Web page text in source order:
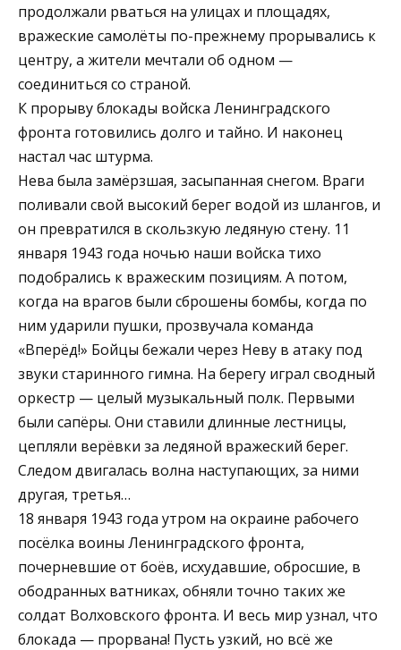
продолжали рваться на улицах и площадях,
вражеские самолёты по-прежнему прорывались к
центру, а жители мечтали об одном —
соединиться со страной.
К прорыву блокады войска Ленинградского
фронта готовились долго и тайно. И наконец
настал час штурма.
Нева была замёрзшая, засыпанная снегом. Враги
поливали свой высокий берег водой из шлангов, и
он превратился в скользкую ледяную стену. 11
января 1943 года ночью наши войска тихо
подобрались к вражеским позициям. А потом,
когда на врагов были сброшены бомбы, когда по
ним ударили пушки, прозвучала команда
«Вперёд!» Бойцы бежали через Неву в атаку под
звуки старинного гимна. На берегу играл сводный
оркестр — целый музыкальный полк. Первыми
были сапёры. Они ставили длинные лестницы,
цепляли верёвки за ледяной вражеский берег.
Следом двигалась волна наступающих, за ними
другая, третья…
18 января 1943 года утром на окраине рабочего
посёлка воины Ленинградского фронта,
почерневшие от боёв, исхудавшие, обросшие, в
ободранных ватниках, обняли точно таких же
солдат Волховского фронта. И весь мир узнал, что
блокада — прорвана! Пусть узкий, но всё же